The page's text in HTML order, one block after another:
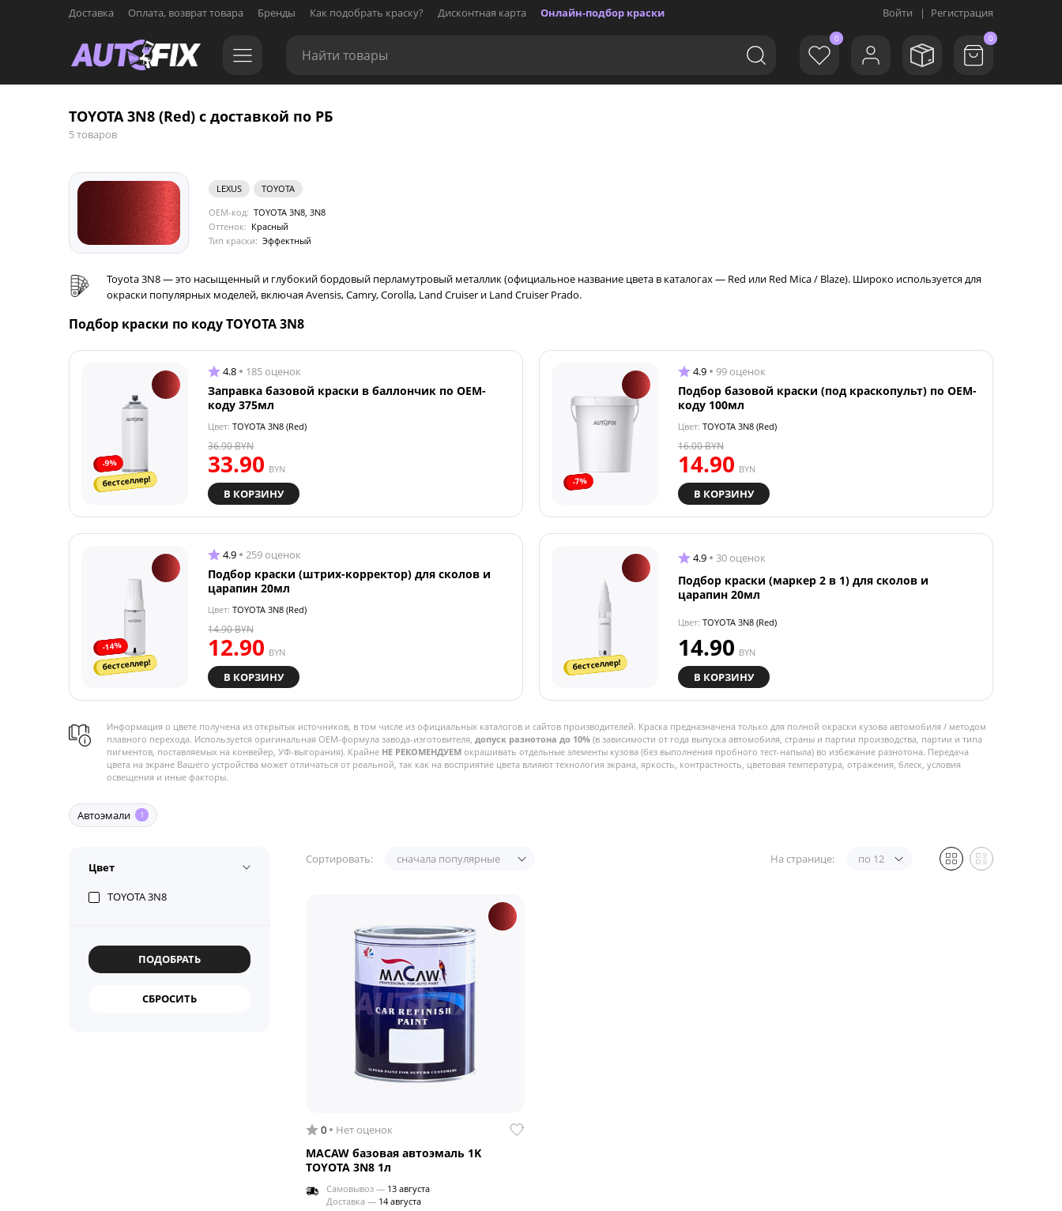
Доставка Оплата, возврат товара Бренды Как подобрать краску? Дисконтная карта Онлайн-подбор краски Войти | Регистрация
0 0
TOYOTA 3N8 (Red) с доставкой по РБ
5 товаров
LEXUS
TOYOTA
OEM-код: TOYOTA 3N8, 3N8
Оттенок: Красный
Тип краски: Эффектный
Toyota 3N8 — это насыщенный и глубокий бордовый перламутровый металлик (официальное название цвета в каталогах — Red или Red Mica / Blaze). Широко используется для
окраски популярных моделей, включая Avensis, Camry, Corolla, Land Cruiser и Land Cruiser Prado.
Подбор краски по коду TOYOTA 3N8
-9%
бестселлер!
4.8 185 оценок
Заправка базовой краски в баллончик по OEM-
коду 375мл
Цвет: TOYOTA 3N8 (Red)
33.90 BYN
36.90BYN
В КОРЗИНУ
-7%
4.9 99 оценок
Подбор базовой краски (под краскопульт) по OEM-
коду 100мл
Цвет: TOYOTA 3N8 (Red)
14.90 BYN
16.00BYN
В КОРЗИНУ
-14%
бестселлер!
4.9 259 оценок
Подбор краски (штрих-корректор) для сколов и
царапин 20мл
Цвет: TOYOTA 3N8 (Red)
12.90 BYN
14.90BYN
В КОРЗИНУ
бестселлер!
4.9 30 оценок
Подбор краски (маркер 2 в 1) для сколов и
царапин 20мл
Цвет: TOYOTA 3N8 (Red)
14.90 BYN
В КОРЗИНУ
Информация о цвете получена из открытых источников, в том числе из официальных каталогов и сайтов производителей. Краска предназначена только для полной окраски кузова автомобиля / методом
плавного перехода. Используется оригинальная OEM-формула завода-изготовителя, допуск разнотона до 10% (в зависимости от года выпуска автомобиля, страны и партии производства, партии и типа
пигментов, поставляемых на конвейер, УФ-выгорания). Крайне НЕ РЕКОМЕНДУЕМ окрашивать отдельные элементы кузова (без выполнения пробного тест-напыла) во избежание разнотона. Передача
цвета на экране Вашего устройства может отличаться от реальной, так как на восприятие цвета влияют технология экрана, яркость, контрастность, цветовая температура, отражения, блеск, условия
освещения и иные факторы.
Автоэмали 1
Цвет
TOYOTA 3N8
Сортировать: сначала популярные На странице: по 12
0 Нет оценок
MACAW базовая автоэмаль 1K
TOYOTA 3N8 1л
Самовывоз — 13 августа
Доставка — 14 августа